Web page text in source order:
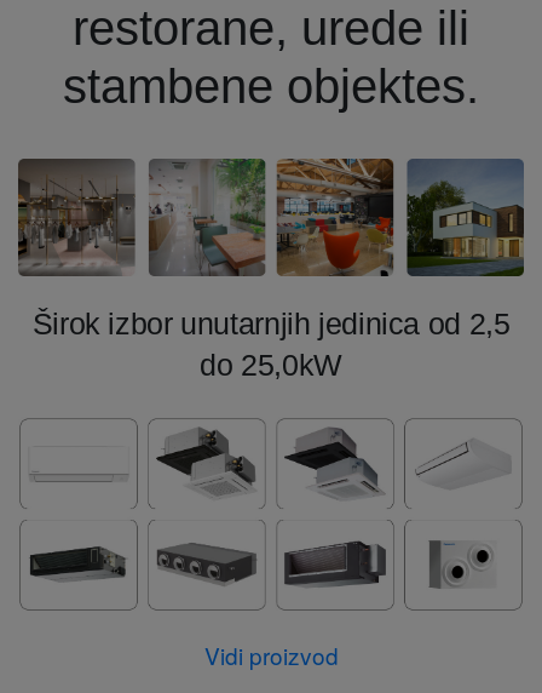
restorane, urede ili
stambene objektes.
Širok izbor unutarnjih jedinica od 2,5
do 25,0kW
Vidi proizvod